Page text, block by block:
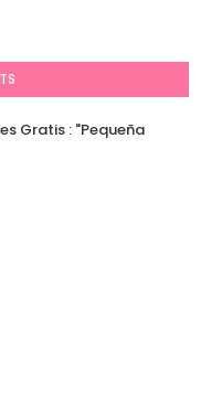
Gratis : "Pequeña